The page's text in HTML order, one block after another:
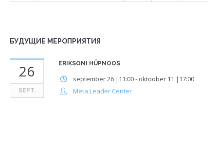
БУДУЩИЕ МЕРОПРИЯТИЯ
26
SEPT.
ERIKSONI HÜPNOOS
september 26 |11:00- oktoober 11 |17:00
Meta Leader Center